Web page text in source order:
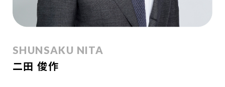
SHUNSAKU NITA
二田 俊作